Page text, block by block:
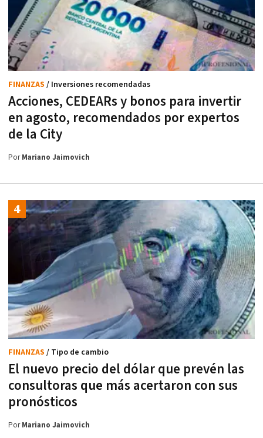
Acciones, CEDEARs y bonos para invertir
en agosto, recomendados por expertos
de la City
FINANZAS / Inversiones recomendadas
PorMariano Jaimovich
El nuevo precio del dólar que prevén las
consultoras que más acertaron con sus
pronósticos
FINANZAS / Tipo de cambio
PorMariano Jaimovich